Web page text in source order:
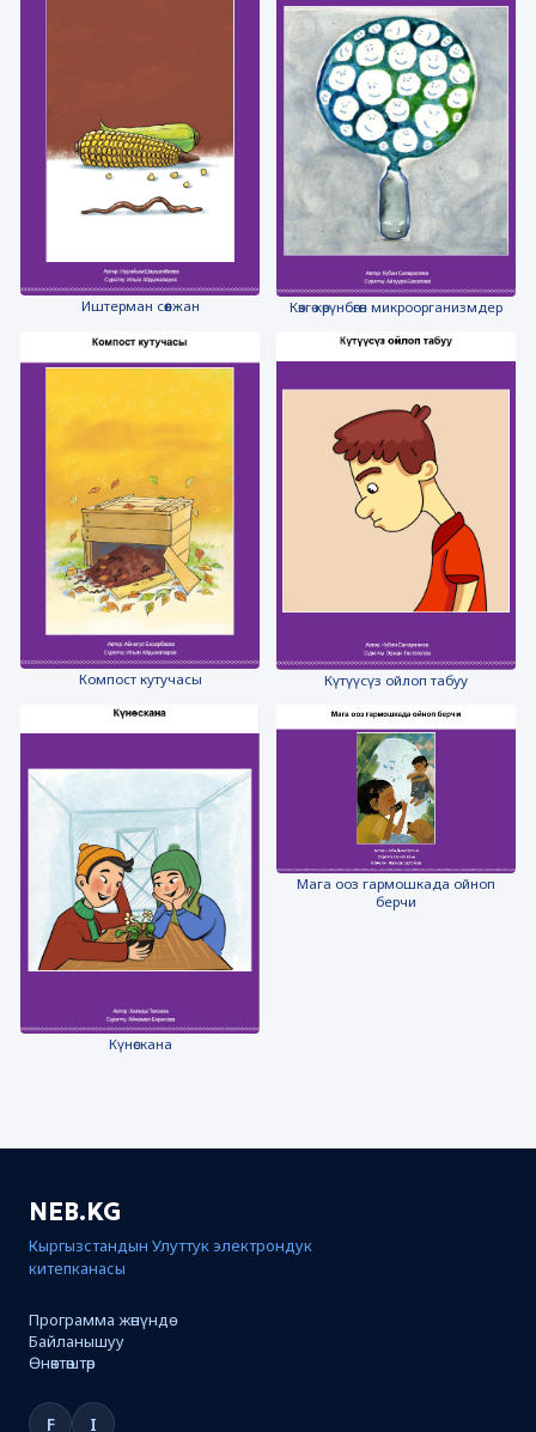
Иштерман сөөлжан Көзгө көрүнбөгөн микроорганизмдер
Компост кутучасы Күтүүсүз ойлоп табуу
Күнөскана
Мага ооз гармошкада ойноп
берчи
NEB.KG
Кыргызстандын Улуттук электрондук
китепканасы
Программа жөнүндө
Байланышуу
Өнөктөштөр
F I